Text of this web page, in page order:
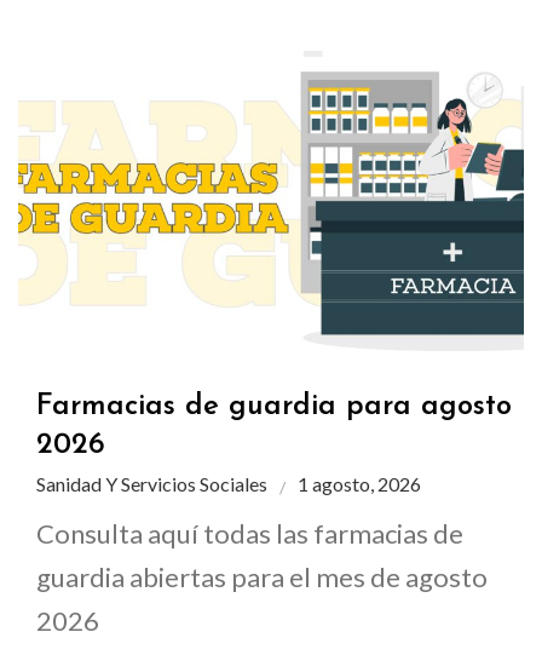
Farmacias de guardia para agosto
2026
Sanidad Y Servicios Sociales 1 agosto, 2026
Consulta aquí todas las farmacias de
guardia abiertas para el mes de agosto
2026